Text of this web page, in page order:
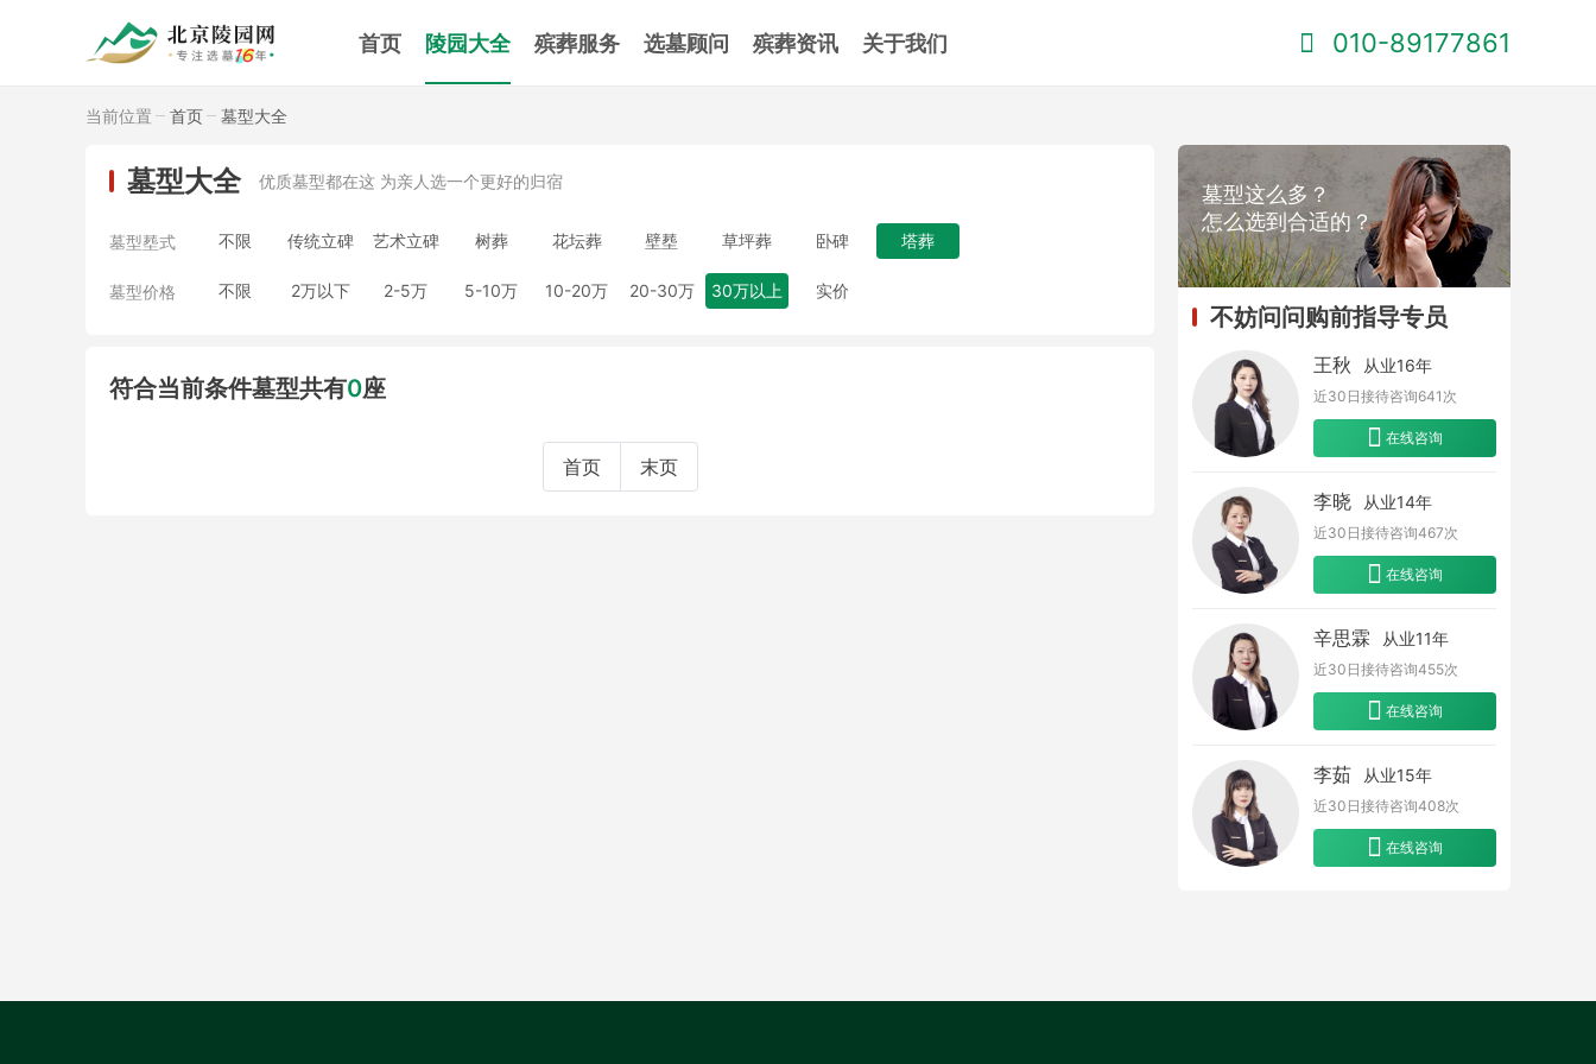
首页 陵园大全 殡葬服务 选墓顾问 殡葬资讯 关于我们 010-89177861
当前位置 首页 墓型大全
墓型大全 优质墓型都在这 为亲人选一个更好的归宿
墓型塟式 不限 传统立碑 艺术立碑 树葬 花坛葬 壁塟 草坪葬 卧碑 塔葬
墓型价格 不限 2万以下 2-5万 5-10万 10-20万 20-30万 30万以上 实价
符合当前条件墓型共有0座
首页 末页
墓型这么多？
怎么选到合适的？
不妨问问购前指导专员
王秋 从业16年
近30日接待咨询641 次
在线咨询
李晓 从业14年
近30日接待咨询467次
在线咨询
辛思霖 从业11年
近30日接待咨询455次
在线咨询
李茹 从业15年
近30日接待咨询408次
在线咨询